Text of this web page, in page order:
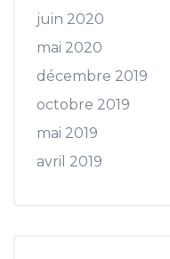
juin 2020
mai 2020
décembre 2019
octobre 2019
mai 2019
avril 2019